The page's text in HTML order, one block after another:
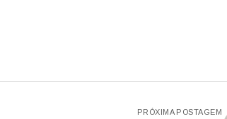
PRÓXIMA POSTAGEM